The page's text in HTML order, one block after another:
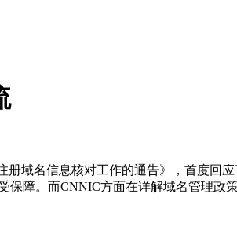
域名信息核对工作的通告》，首度回
障。而CNNIC方面在详解域名管理政